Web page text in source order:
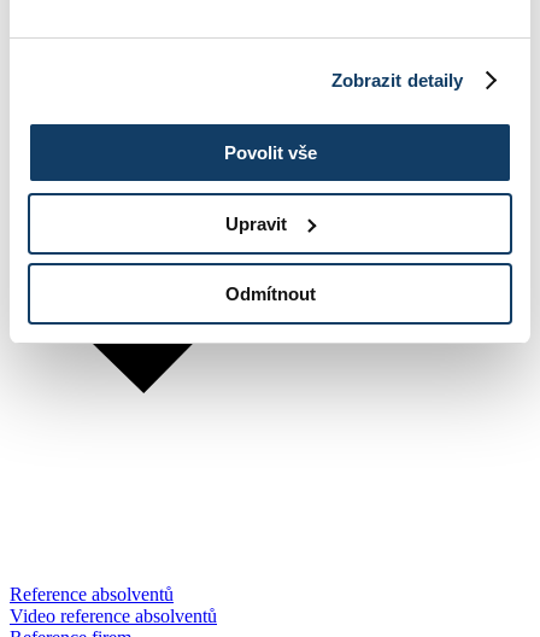
Zobrazit detaily
Povolit vše
Upravit
Odmítnout
Reference absolventů
Video reference absolventů